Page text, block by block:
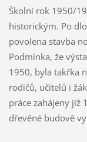
Školní rok 1950/
historickým. Po
povolena stavba
Podmínka, že
1950, byla takřka
rodičů, učitelů i
práce zahájeny již
dřevěné budově